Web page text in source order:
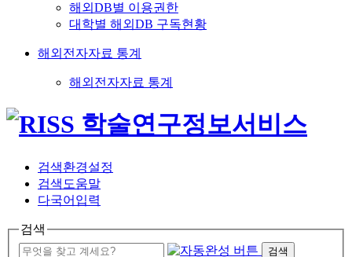
해외DB별 이용권한
대학별 해외DB 구독현황
해외전자자료 통계
해외전자자료 통계
검색환경설정
검색도움말
다국어입력
검색
검색